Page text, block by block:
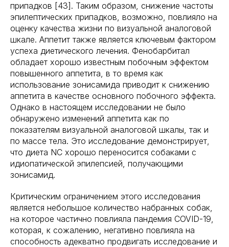
припадков [43]. Таким образом, снижение частоты
эпилептических припадков, возможно, повлияло на
оценку качества жизни по визуальной аналоговой
шкале. Аппетит также является ключевым фактором
успеха диетического лечения. Фенобарбитал
обладает хорошо известным побочным эффектом
повышенного аппетита, в то время как
использование зонисамида приводит к снижению
аппетита в качестве основного побочного эффекта.
Однако в настоящем исследовании не было
обнаружено изменений аппетита как по
показателям визуальной аналоговой шкалы, так и
по массе тела. Это исследование демонстрирует,
что диета NC хорошо переносится собаками с
идиопатической эпилепсией, получающими
зонисамид.
Критическим ограничением этого исследования
является небольшое количество набранных собак,
на которое частично повлияла пандемия COVID-19,
которая, к сожалению, негативно повлияла на
способность адекватно продвигать исследование и